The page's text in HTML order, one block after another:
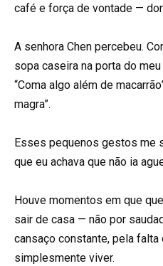
café e força de vontade —
A senhora Chen percebeu.
sopa caseira na porta do
“Coma algo além de
magra”.
Esses pequenos gestos me
que eu achava que não ia
Houve momentos em que
sair de casa — não por
cansaço constante, pela falta
simplesmente viver.